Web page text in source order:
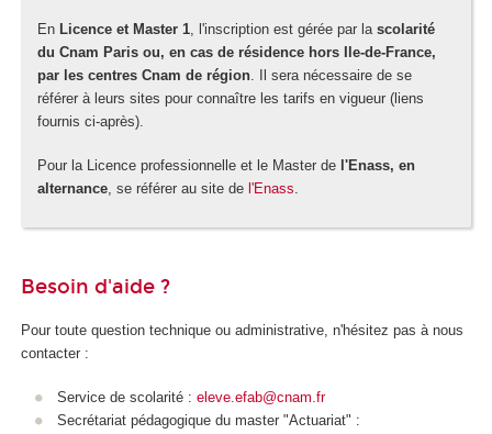
En Licence et Master 1 , l'inscription est gérée par la scolarité
du Cnam Paris ou, en cas de résidence hors Ile-de-France,
par les centres Cnam de région . Il sera nécessaire de se
référer à leurs sites pour connaître les tarifs en vigueur (liens
fournis ci-après).
Pour la Licence professionnelle et le Master de l'Enass, en
alternance, se référer au site de l'Enass.
Besoin d'aide ?
Pour toute question technique ou administrative, n'hésitez pas à nous
contacter :
Service de scolarité : eleve.efab@cnam.fr
Secrétariat pédagogique du master "Actuariat" :